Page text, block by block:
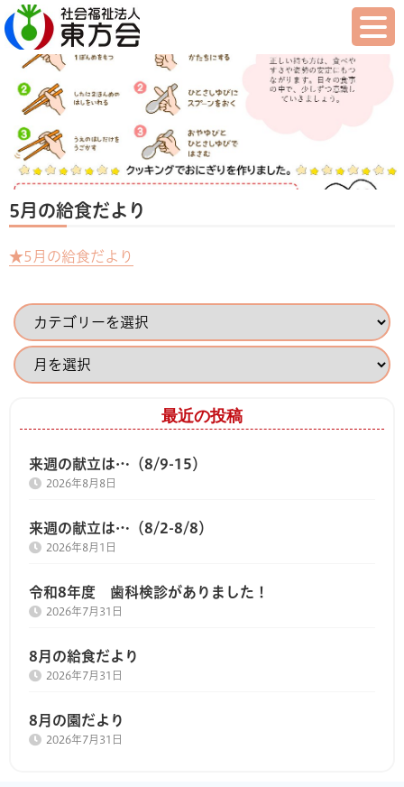
5月の給食だより
★5月の給食だより
最近の投稿
来週の献立は…（8/9-15）
2026年8月8日
来週の献立は…（8/2-8/8）
2026年8月1日
令和8年度 歯科検診がありました！
2026年7月31日
8月の給食だより
2026年7月31日
8月の園だより
2026年7月31日